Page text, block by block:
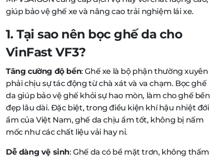
giúp bảo vệ ghế xe và nâng cao trải nghiệm lái xe.
1. Tại sao nên bọc ghế da cho
VinFast VF3?
Tăng cường độ bền: Ghế xe là bộ phận thường xuyên
phải chịu sự tác động từ chà xát và va chạm. Bọc ghế
da giúp bảo vệ ghế khỏi sự hao mòn, làm cho ghế bền
đẹp lâu dài. Đặc biệt, trong điều kiện khí hậu nhiệt đới
ẩm của Việt Nam, ghế da chịu ẩm tốt, không bị nấm
mốc như các chất liệu vải hay nỉ.
Dễ dàng vệ sinh: Ghế da có bề mặt trơn, không thấm